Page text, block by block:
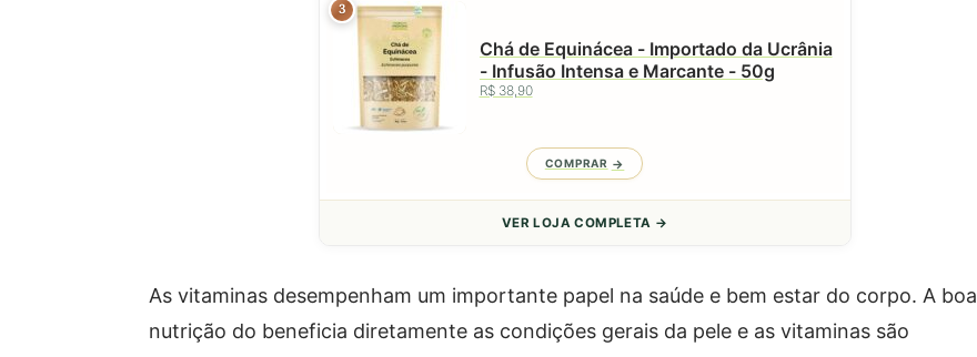
3
Chá de Equinácea - Importado da Ucrânia
- Infusão Intensa e Marcante - 50g
R$ 38,90
COMPRAR
VER LOJA COMPLETA →
As vitaminas desempenham um importante papel na saúde e bem estar do corpo. A boa
nutrição do beneficia diretamente as condições gerais da pele e as vitaminas são